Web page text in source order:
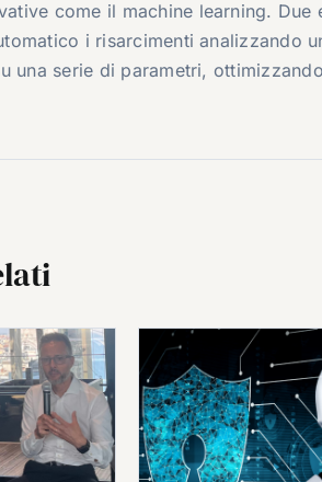
come il machine learning. Due
i risarcimenti analizzando
una serie di parametri,